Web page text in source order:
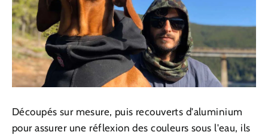
Découpés sur mesure, puis recouverts d'aluminium
pour assurer une réflexion des couleurs sous l'eau, ils